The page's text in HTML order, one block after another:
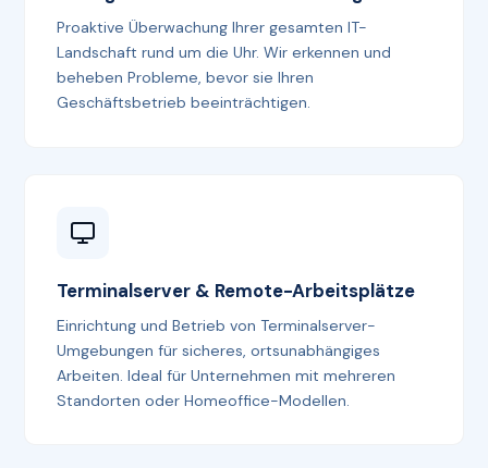
Proaktive Überwachung Ihrer gesamten IT-
Landschaft rund um die Uhr. Wir erkennen und
beheben Probleme, bevor sie Ihren
Geschäftsbetrieb beeinträchtigen.
Terminalserver & Remote-Arbeitsplätze
Einrichtung und Betrieb von Terminalserver-
Umgebungen für sicheres, ortsunabhängiges
Arbeiten. Ideal für Unternehmen mit mehreren
Standorten oder Homeoffice-Modellen.